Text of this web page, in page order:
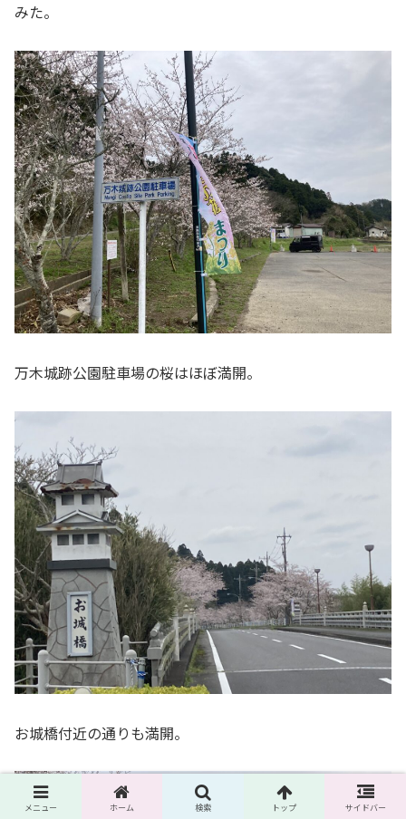
みた。
万木城跡公園駐車場の桜はほぼ満開。
お城橋付近の通りも満開。
メニュー ホーム 検索 トップ サイドバー